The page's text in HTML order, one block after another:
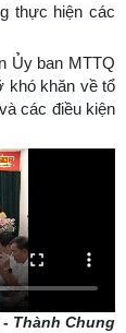
thực hiện các
Ủy ban MTTQ
khó khăn về tổ
các điều kiện
- Thành Chung